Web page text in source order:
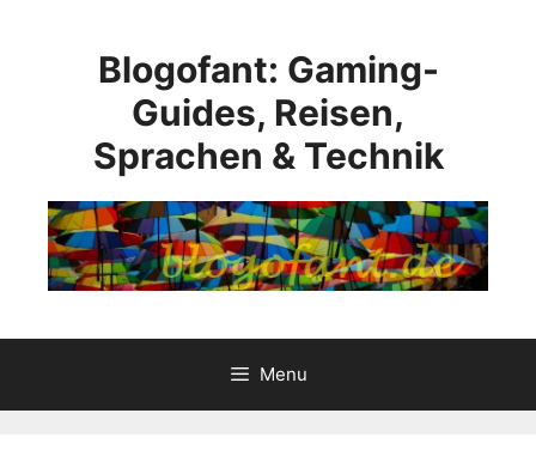
Blogofant: Gaming-
Guides, Reisen,
Sprachen & Technik
Menu